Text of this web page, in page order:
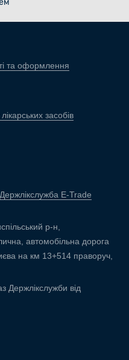
та оформлення
засобів
Держлікслужба E-Trade
р-н,
автомобільна дорога
на км 13+514 праворуч,
Держлікслужби від